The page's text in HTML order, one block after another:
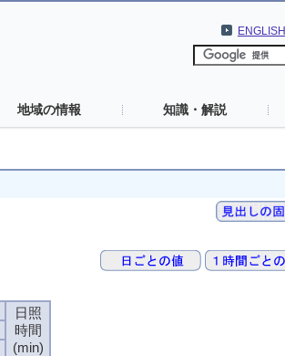
ENGLISH
地域の情報 知識・解説
日照
時間
(min)